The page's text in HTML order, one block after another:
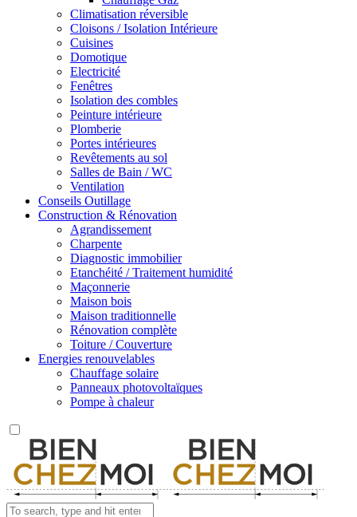
Climatisation réversible
Cloisons / Isolation Intérieure
Cuisines
Domotique
Electricité
Fenêtres
Isolation des combles
Peinture intérieure
Plomberie
Portes intérieures
Revêtements au sol
Salles de Bain / WC
Ventilation
Conseils Outillage
Construction & Rénovation
Agrandissement
Charpente
Diagnostic immobilier
Etanchéité / Traitement humidité
Maçonnerie
Maison bois
Maison traditionnelle
Rénovation complète
Toiture / Couverture
Energies renouvelables
Chauffage solaire
Panneaux photovoltaïques
Pompe à chaleur